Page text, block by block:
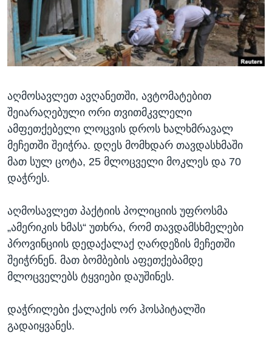
ᲡᲢᲣᲓᲘᲐ ᲕᲐᲨᲘᲜᲒᲢᲝᲜᲘ
ᲔᲙᲝᲜᲝᲛᲘᲙᲐ
ᲯᲐᲜᲛᲠᲗᲔᲚᲝᲑᲐ
ᲛᲔᲪᲜᲘᲔᲠᲔᲑᲐ
ᲙᲣᲚᲢᲣᲠᲐ
ᲒᲐᲚᲘᲚᲔᲝ
ᲓᲔᲖᲘᲜᲤᲝᲠᲛᲐᲪᲘᲐ
Learning English
ᲗᲕᲐᲚᲘ ᲒᲕᲐᲓᲔᲕᲜᲔᲗ
ენები
აღმოსავლეთ ავღანეთში, ავტომატებით
შეიარაღებული ორი თვითმკვლელი
ამფეთქებელი ლოცვის დროს ხალხმრავალ
მეჩეთში შეიჭრა. დღეს მომხდარ თავდასხმაში
მათ სულ ცოტა, 25 მლოცველი მოკლეს და 70
დაჭრეს.
აღმოსავლეთ პაქტიის პოლიციის უფროსმა
„ამერიკის ხმას“ უთხრა, რომ თავდამსხმელები
პროვინციის დედაქალაქ ღარდეზის მეჩეთში
შეიჭრნენ. მათ ბომბების აფეთქებამდე
მლოცველებს ტყვიები დაუშინეს.
დაჭრილები ქალაქის ორ ჰოსპიტალში
გადაიყვანეს.